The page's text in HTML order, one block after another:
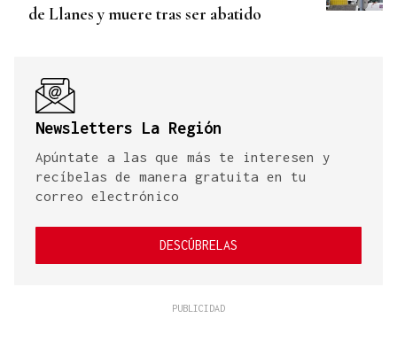
de Llanes y muere tras ser abatido
Newsletters La Región
Apúntate a las que más te interesen y
recíbelas de manera gratuita en tu
correo electrónico
DESCÚBRELAS